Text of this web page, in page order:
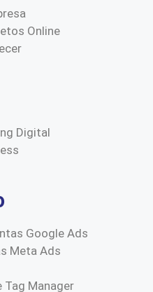
Online
Digital
Google Ads
Meta Ads
Tag Manager